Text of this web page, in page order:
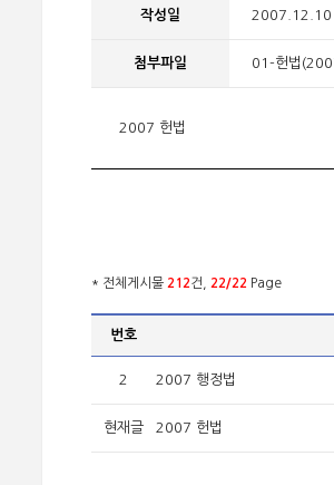
작성일 2007.12.10
첨부파일 01-헌법
2007 헌법
* 전체게시물 212건, 22/22 Page
번호
2 2007 행정법
현재글 2007 헌법